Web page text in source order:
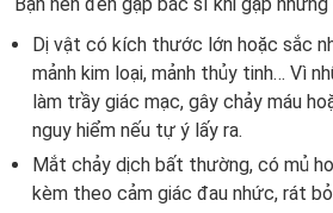
Dị vật có kích thước lớn hoặc sắc
mảnh kim loại, mảnh thủy tinh… Vì
làm trầy giác mạc, gây chảy máu
nguy hiểm nếu tự ý lấy ra.
Mắt chảy dịch bất thường, có mủ
kèm theo cảm giác đau nhức, rát